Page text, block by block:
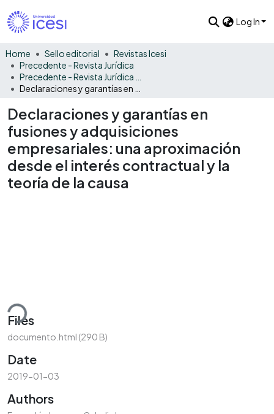
Log In
Home Sello editorial
Revistas Icesi
Precedente - Revista Jurídica
Declaraciones y garantías en
fusiones y adquisiciones
empresariales: una aproximación
desde el interés contractual y la
teoría de la causa
Files
documento.html (290 B)
Date
2019-01-03
Authors